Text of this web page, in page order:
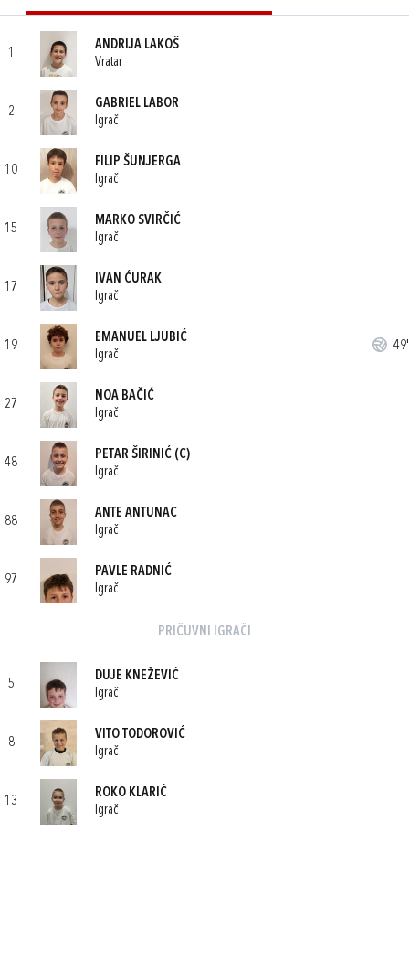
1
ANDRIJA LAKOŠ
Vratar
2
GABRIEL LABOR
Igrač
10
FILIP ŠUNJERGA
Igrač
15
MARKO SVIRČIĆ
Igrač
17
IVAN ĆURAK
Igrač
19
EMANUEL LJUBIĆ
Igrač
49'
27
NOA BAČIĆ
Igrač
48
PETAR ŠIRINIĆ (C)
Igrač
88
ANTE ANTUNAC
Igrač
97
PAVLE RADNIĆ
Igrač
PRIČUVNI IGRAČI
5
DUJE KNEŽEVIĆ
Igrač
8
VITO TODOROVIĆ
Igrač
13
ROKO KLARIĆ
Igrač